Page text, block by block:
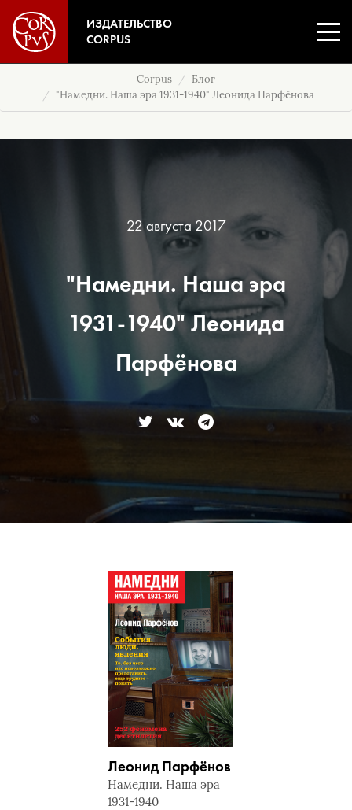
ИЗДАТЕЛЬСТВО
CORPUS
Corpus
Блог
"Намедни. Наша эра 1931-1940" Леонида Парфёнова
22 августа 2017
"Намедни. Наша эра
1931-1940" Леонида
Парфёнова
Леонид Парфёнов
Намедни. Наша эра
1931-1940